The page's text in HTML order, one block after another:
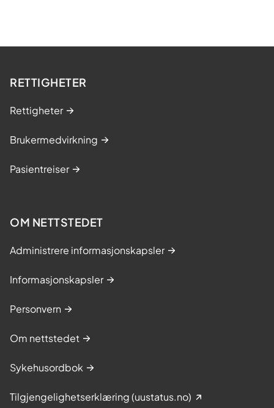
RETTIGHETER
Rettigheter
Brukermedvirkning
Pasientreiser
OM NETTSTEDET
Administrere informasjonskapsler
Informasjonskapsler
Personvern
Om nettstedet
Sykehusordbok
Tilgjengelighetserklæring (uustatus.no)